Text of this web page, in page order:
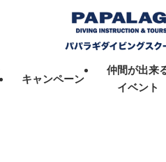
キャンペーン
仲間が出来
イベント